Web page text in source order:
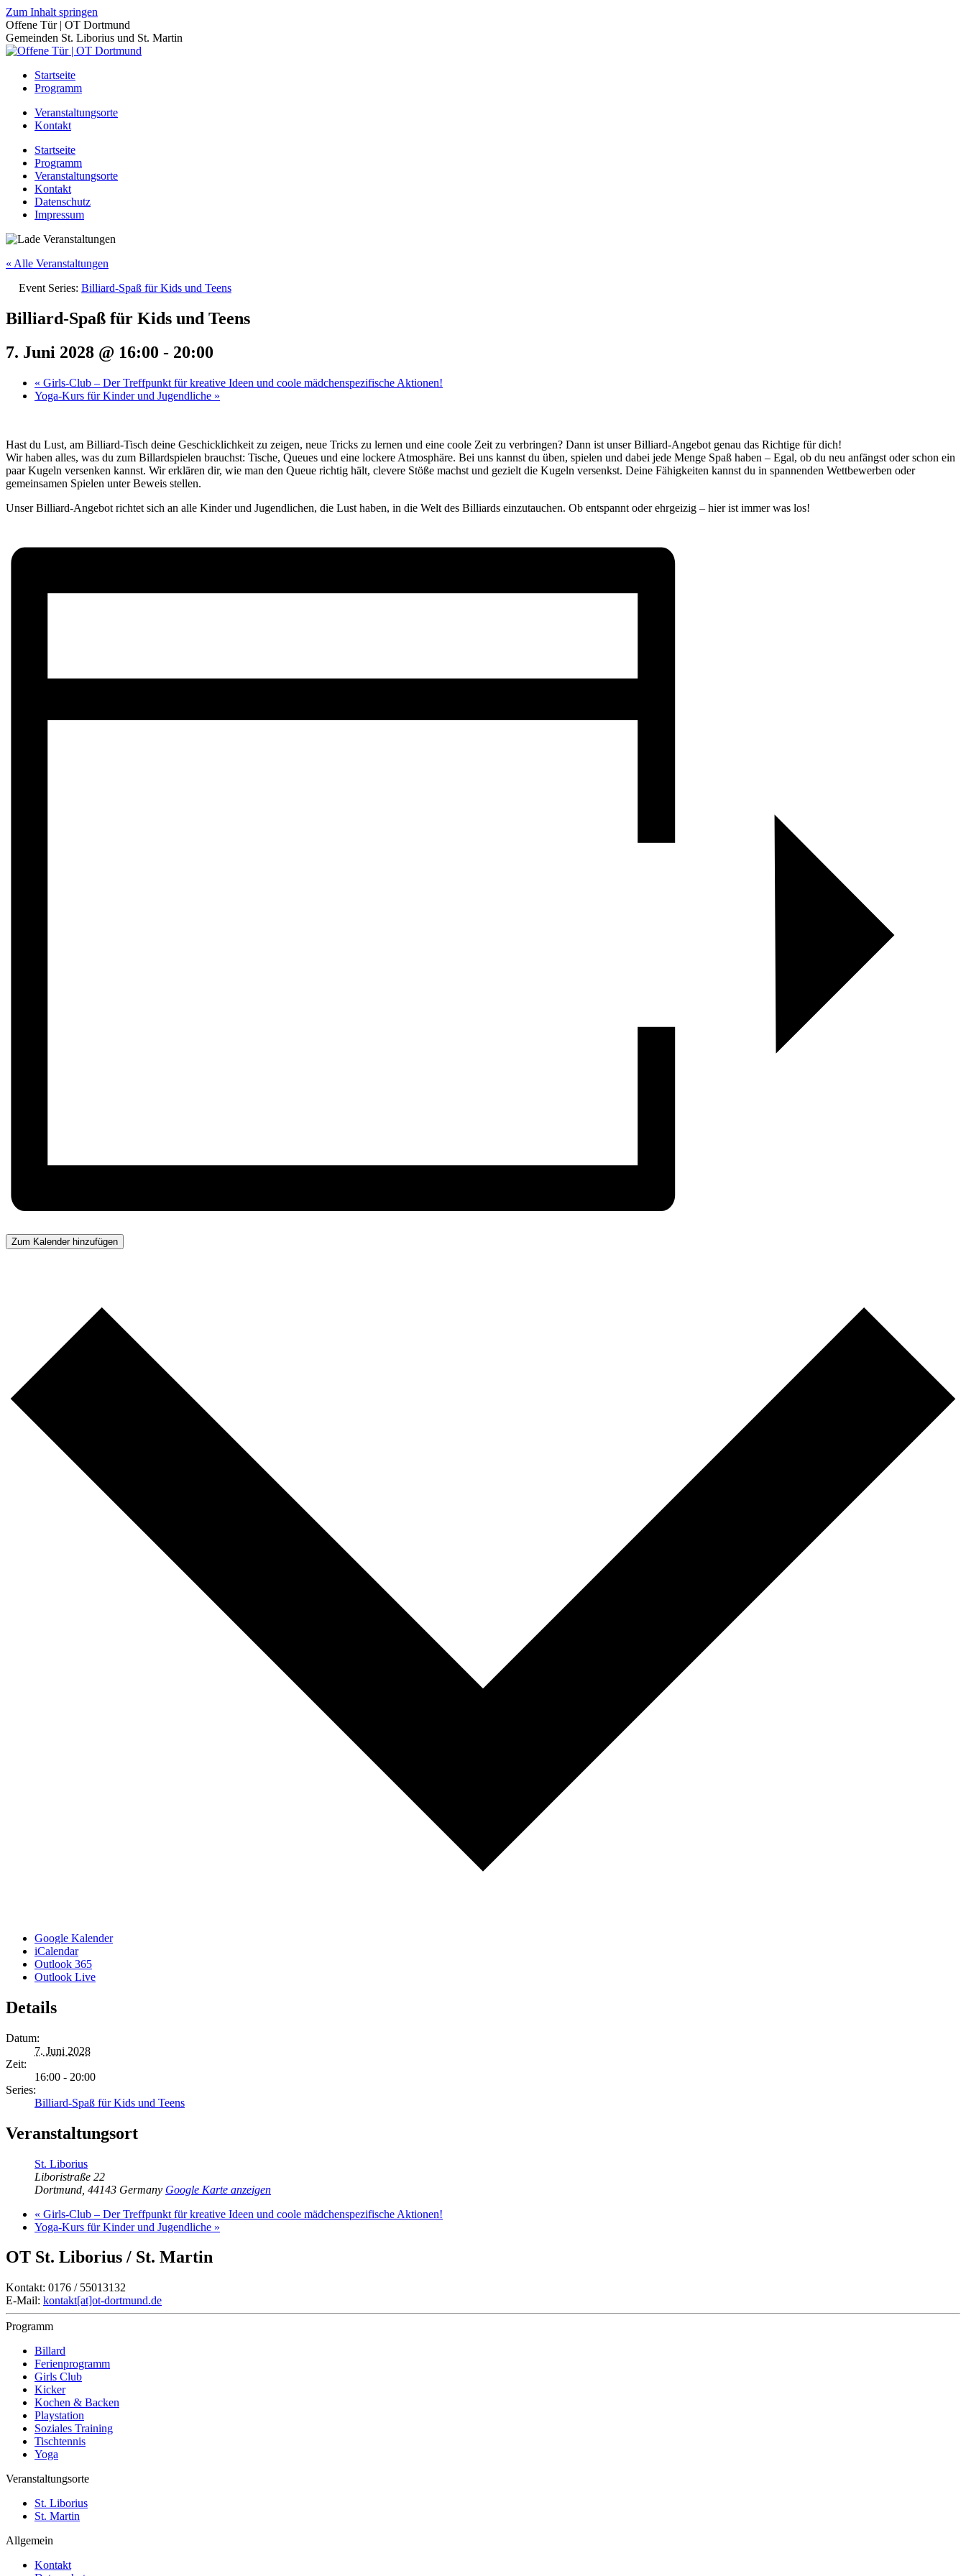
Zum Inhalt springen
Offene Tür | OT Dortmund
Gemeinden St. Liborius und St. Martin
Startseite
Programm
Veranstaltungsorte
Kontakt
Startseite
Programm
Veranstaltungsorte
Kontakt
Datenschutz
Impressum
« Alle Veranstaltungen
Event Series: Billiard-Spaß für Kids und Teens
Billiard-Spaß für Kids und Teens
7. Juni 2028 @ 16:00 - 20:00
« Girls-Club – Der Treffpunkt für kreative Ideen und coole mädchenspezifische Aktionen!
Yoga-Kurs für Kinder und Jugendliche »
Hast du Lust, am Billiard-Tisch deine Geschicklichkeit zu zeigen, neue Tricks zu lernen und eine coole Zeit zu verbringen? Dann ist unser Billiard-Angebot genau das Richtige für dich!
Wir haben alles, was du zum Billardspielen brauchst: Tische, Queues und eine lockere Atmosphäre. Bei uns kannst du üben, spielen und dabei jede Menge Spaß haben – Egal, ob du neu anfängst oder schon ein
paar Kugeln versenken kannst. Wir erklären dir, wie man den Queue richtig hält, clevere Stöße machst und gezielt die Kugeln versenkst. Deine Fähigkeiten kannst du in spannenden Wettbewerben oder
gemeinsamen Spielen unter Beweis stellen.
Unser Billiard-Angebot richtet sich an alle Kinder und Jugendlichen, die Lust haben, in die Welt des Billiards einzutauchen. Ob entspannt oder ehrgeizig – hier ist immer was los!
Zum Kalender hinzufügen
Google Kalender
iCalendar
Outlook 365
Outlook Live
Details
Datum:
7. Juni 2028
Zeit:
16:00 - 20:00
Series:
Billiard-Spaß für Kids und Teens
Veranstaltungsort
St. Liborius
Liboristraße 22
Dortmund 44143 Germany Google Karte anzeigen
« Girls-Club – Der Treffpunkt für kreative Ideen und coole mädchenspezifische Aktionen!
Yoga-Kurs für Kinder und Jugendliche »
OT St. Liborius / St. Martin
Kontakt: 0176 / 55013132
E-Mail: kontakt[at]ot-dortmund.de
Programm
Billard
Ferienprogramm
Girls Club
Kicker
Kochen & Backen
Playstation
Soziales Training
Tischtennis
Yoga
Veranstaltungsorte
St. Liborius
St. Martin
Allgemein
Kontakt